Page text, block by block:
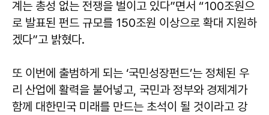
계는 총성 없는 전쟁을 벌이고 있다”면서 “100조원으
로 발표된 펀드 규모를 150조원 이상으로 확대 지원하
겠다”고 밝혔다.
또 이번에 출범하게 되는 ‘국민성장펀드’는 정체된 우
리 산업에 활력을 불어넣고, 국민과 정부와 경제계가
함께 대한민국 미래를 만드는 초석이 될 것이라고 강